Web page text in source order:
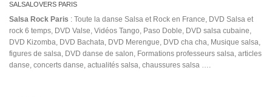
SALSALOVERS PARIS
Salsa Rock Paris : Toute la danse Salsa et Rock en France, DVD Salsa et
rock 6 temps, DVD Valse, Vidéos Tango, Paso Doble, DVD salsa cubaine,
DVD Kizomba, DVD Bachata, DVD Merengue, DVD cha cha, Musique salsa,
figures de salsa, DVD danse de salon, Formations professeurs salsa, articles
danse, concerts danse, actualités salsa, chaussures salsa ….